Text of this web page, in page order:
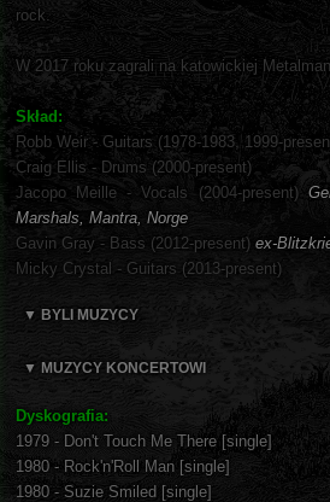
rock.
W 2017 roku zagrali na katowickiej
Skład:
Robb Weir - Guitars (1978-1983, 1999-
Craig Ellis - Drums (2000-present)
Jacopo Meille - Vocals (2004-present)
Marshals, Mantra, Norge
Gavin Gray - Bass (2012-present) ex-
Micky Crystal - Guitars (2013-present)
▼ BYLI MUZYCY
▼ MUZYCY KONCERTOWI
Dyskografia:
1979 - Don't Touch Me There [single]
1980 - Rock'n'Roll Man [single]
1980 - Suzie Smiled [single]